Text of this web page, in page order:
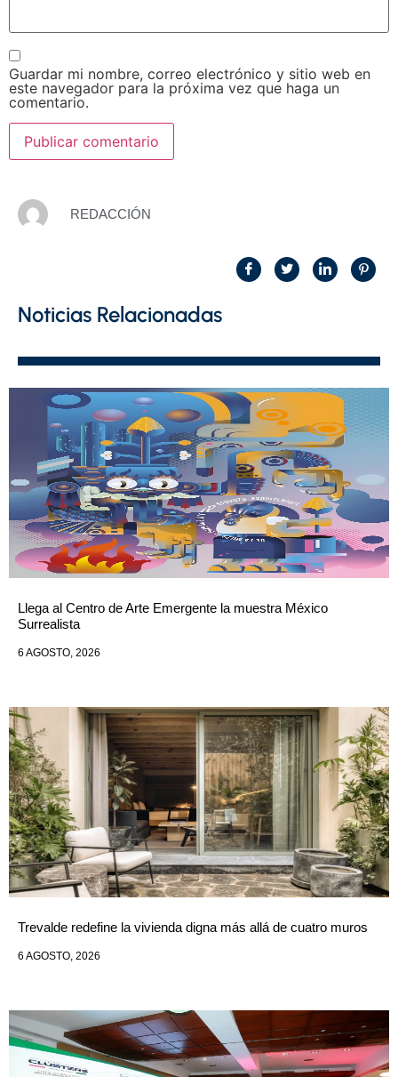
Guardar mi nombre, correo electrónico y sitio web en
este navegador para la próxima vez que haga un
comentario.
REDACCIÓN
Noticias Relacionadas
Llega al Centro de Arte Emergente la muestra México
Surrealista
6 AGOSTO, 2026
Trevalde redefine la vivienda digna más allá de cuatro muros
6 AGOSTO, 2026